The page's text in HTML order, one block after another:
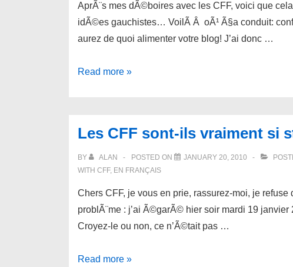
AprÃ¨s mes dÃ©boires avec les CFF, voici que
idÃ©es gauchistes… VoilÃ Â oÃ¹ Ã§a conduit:
aurez de quoi alimenter votre blog! J’ai donc …
Manque
Postfinance
Read more »
Les CFF sont-ils vraiment si
BY ALAN POSTED ON JANUARY 20, 2010
WITH CFF, EN FRANÇAIS
Chers CFF, je vous en prie, rassurez-moi, je
problÃ¨me : j’ai Ã©garÃ© hier soir mardi 19
Croyez-le ou non, ce n’Ã©tait pas …
Les
Read more »